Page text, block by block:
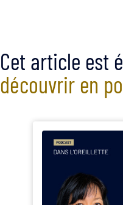
Cet article est
découvrir en